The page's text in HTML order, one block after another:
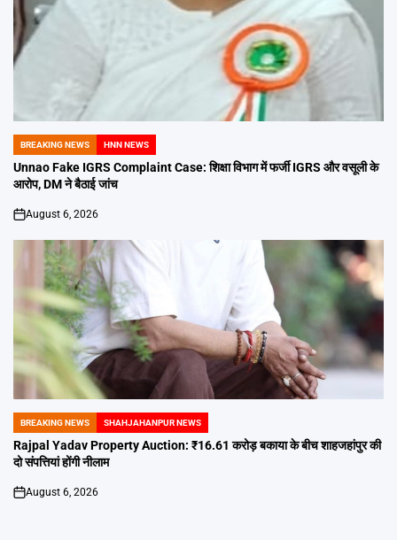
POSTED
IN
BREAKING NEWS HNN NEWS
Unnao Fake IGRS Complaint Case: शिक्षा विभाग में फर्जी IGRS और वसूली के
आरोप, DM ने बैठाई जांच
on
August 6, 2026
POSTED
IN
BREAKING NEWS SHAHJAHANPUR NEWS
Rajpal Yadav Property Auction: ₹16.61 करोड़ बकाया के बीच शाहजहांपुर की
दो संपत्तियां होंगी नीलाम
on
August 6, 2026